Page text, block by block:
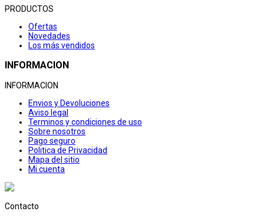
PRODUCTOS
Ofertas
Novedades
Los más vendidos
INFORMACION
INFORMACION
Envios y Devoluciones
Aviso legal
Terminos y condiciones de uso
Sobre nosotros
Pago seguro
Politica de Privacidad
Mapa del sitio
Mi cuenta
Contacto